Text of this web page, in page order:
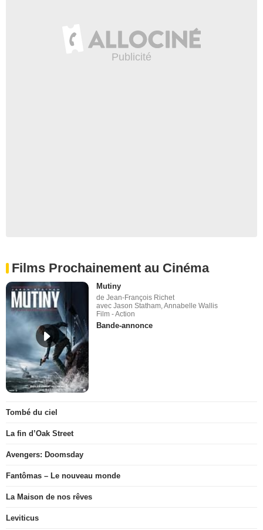
Films Prochainement au Cinéma
Mutiny
de Jean-François Richet
avec Jason Statham, Annabelle Wallis
Film - Action
Bande-annonce
Tombé du ciel
La fin d’Oak Street
Avengers: Doomsday
Fantômas – Le nouveau monde
La Maison de nos rêves
Leviticus